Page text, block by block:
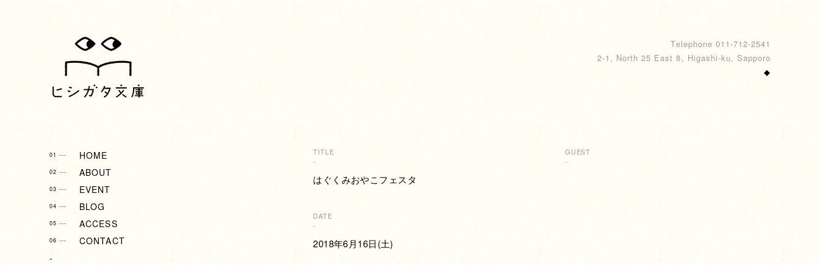
01 --- HOME
02 --- ABOUT
03 --- EVENT
04 --- BLOG
05 --- ACCESS
06 --- CONTACT
-
Telephone 011-712-2541
2-1, North 25 East 8, Higashi-ku, Sapporo
◆
TITLE
-
はぐくみおやこフェスタ
GUEST
-
DATE
-
2018年6月16日(土)